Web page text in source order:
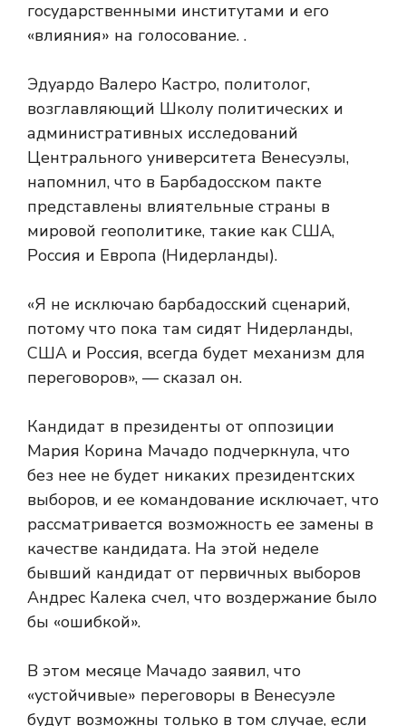
государственными институтами и его
«влияния» на голосование. .
Эдуардо Валеро Кастро, политолог,
возглавляющий Школу политических и
административных исследований
Центрального университета Венесуэлы,
напомнил, что в Барбадосском пакте
представлены влиятельные страны в
мировой геополитике, такие как США,
Россия и Европа (Нидерланды).
«Я не исключаю барбадосский сценарий,
потому что пока там сидят Нидерланды,
США и Россия, всегда будет механизм для
переговоров», — сказал он.
Кандидат в президенты от оппозиции
Мария Корина Мачадо подчеркнула, что
без нее не будет никаких президентских
выборов, и ее командование исключает, что
рассматривается возможность ее замены в
качестве кандидата. На этой неделе
бывший кандидат от первичных выборов
Андрес Калека счел, что воздержание было
бы «ошибкой».
В этом месяце Мачадо заявил, что
«устойчивые» переговоры в Венесуэле
будут возможны только в том случае, если